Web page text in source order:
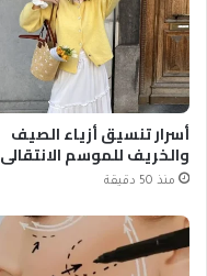
أسرار تنسيق أزياء الصيف
والخريف للموسم الانتقالي
منذ 50 دقيقة